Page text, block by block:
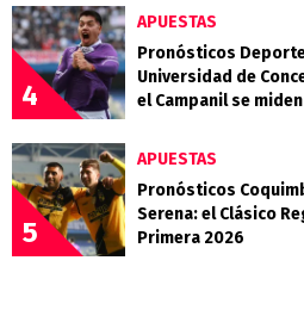
4
APUESTAS
Pronósticos
Universidad de
el Campanil se
5
APUESTAS
Pronósticos
Serena: el Clásico
Primera 2026